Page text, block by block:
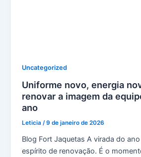
Uncategorized
Uniforme novo, energia
renovar a imagem da
ano
Leticia/9 de janeiro de 2026
Blog Fort Jaquetas A virada do
espírito de renovação. É o